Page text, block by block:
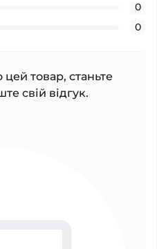
0
0
цей товар, станьте
свій відгук.